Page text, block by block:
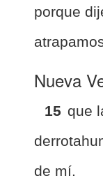
porque
Nueva
15 que
de mí.